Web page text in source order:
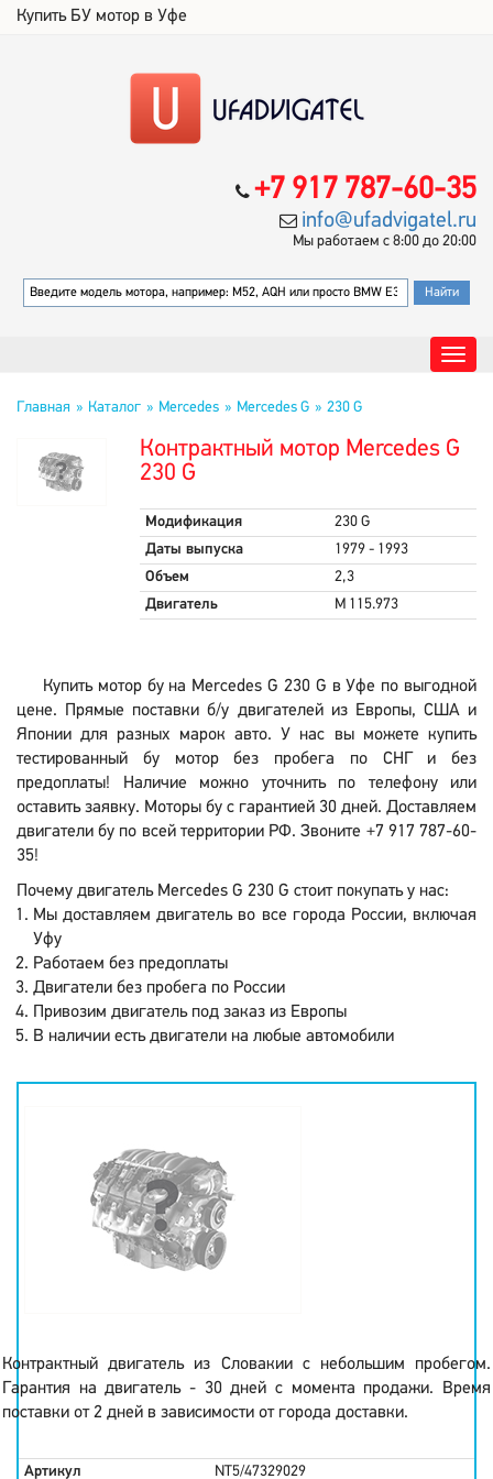
Купить БУ мотор в Уфе
+7 917 787-60-35
info@ufadvigatel.ru
Мы работаем с 8:00 до 20:00
Главная Каталог Mercedes Mercedes G 230 G
Контрактный мотор Mercedes G
230 G
Модификация
230 G
Даты выпуска
1979 - 1993
Объем
2,3
Двигатель
M 115.973
Купить мотор бу на Mercedes G 230 G в Уфе по выгодной
цене. Прямые поставки б/у двигателей из Европы, США и
Японии для разных марок авто. У нас вы можете купить
тестированный бу мотор без пробега по СНГ и без
предоплаты! Наличие можно уточнить по телефону или
оставить заявку. Моторы бу с гарантией 30 дней. Доставляем
двигатели бу по всей территории РФ. Звоните +7 917 787-60-
35!
Почему двигатель Mercedes G 230 G стоит покупать у нас:
Мы доставляем двигатель во все города России, включая
Уфу
Работаем без предоплаты
Двигатели без пробега по России
Привозим двигатель под заказ из Европы
В наличии есть двигатели на любые автомобили
Контрактный двигатель из Словакии с небольшим пробегом.
Гарантия на двигатель - 30 дней с момента продажи. Время
поставки от 2 дней в зависимости от города доставки.
Артикул NT5/47329029